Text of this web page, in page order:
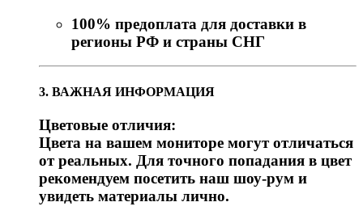
100% предоплата для доставки в
регионы РФ и страны СНГ
3. ВАЖНАЯ ИНФОРМАЦИЯ
Цветовые отличия:
Цвета на вашем мониторе могут отличаться
от реальных. Для точного попадания в цвет
рекомендуем посетить наш шоу-рум и
увидеть материалы лично.